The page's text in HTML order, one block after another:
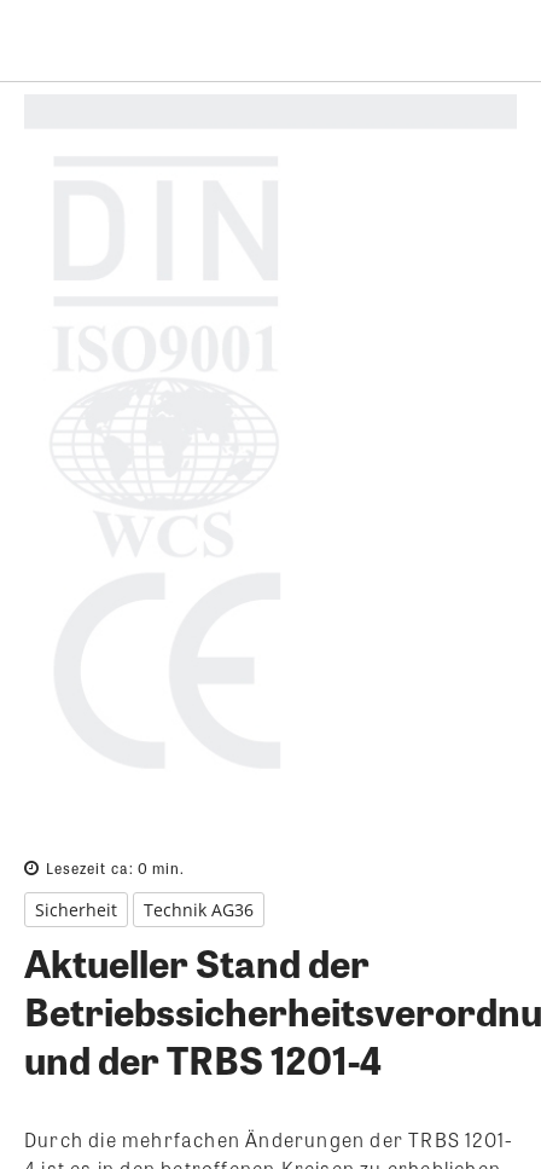
Lesezeit ca: 0 min.
Sicherheit Technik AG36
Aktueller Stand der
und der TRBS 1201-4
Durch die mehrfachen Änderungen der TRBS 1201-